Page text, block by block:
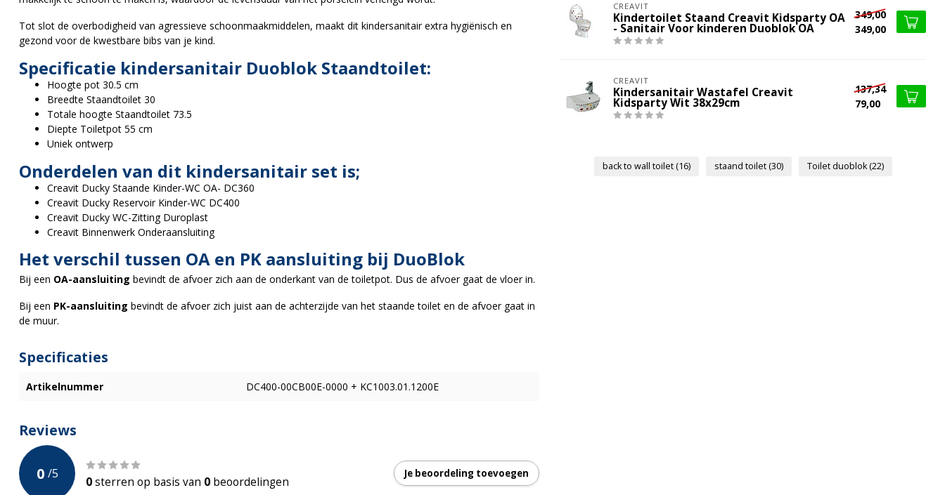
Tot slot de overbodigheid van agressieve schoonmaakmiddelen, maakt dit kindersanitair extra hygiënisch en
gezond voor de kwestbare bibs van je kind.
Specificatie kindersanitair Duoblok Staandtoilet:
Hoogte pot 30.5 cm
Breedte Staandtoilet 30
Totale hoogte Staandtoilet 73.5
Diepte Toiletpot 55 cm
Uniek ontwerp
Onderdelen van dit kindersanitair set is;
Creavit Ducky Staande Kinder-WC OA- DC360
Creavit Ducky Reservoir Kinder-WC DC400
Creavit Ducky WC-Zitting Duroplast
Creavit Binnenwerk Onderaansluiting
Het verschil tussen OA en PK aansluiting bij DuoBlok
Bij een OA-aansluiting bevindt de afvoer zich aan de onderkant van de toiletpot. Dus de afvoer gaat de vloer in.
Bij een PK-aansluiting bevindt de afvoer zich juist aan de achterzijde van het staande toilet en de afvoer gaat in
de muur.
Specificaties
Artikelnummer DC400-00CB00E-0000 + KC1003.01.1200E
Reviews
0 /5
0sterren op basis van 0 beoordelingen
Je beoordeling toevoegen
CREAVIT
Kindertoilet Staand Creavit Kidsparty OA
- Sanitair Voor kinderen Duoblok OA
349,00
349,00
CREAVIT
Kindersanitair Wastafel Creavit
Kidsparty Wit 38x29cm
137,34
79,00
back to wall toilet(16) staand toilet(30) Toilet duoblok(22)